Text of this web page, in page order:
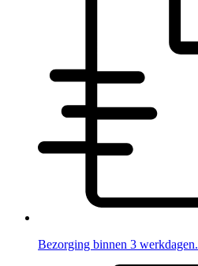
Bezorging binnen 3 werkdagen.